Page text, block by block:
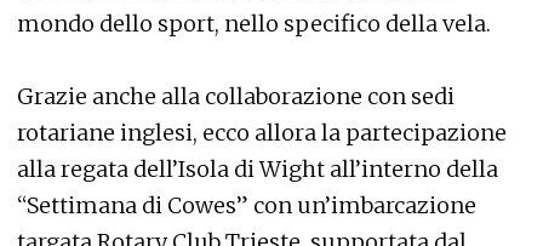
mondo dello sport, nello specifico della vela.
Grazie anche alla collaborazione con sedi
rotariane inglesi, ecco allora la partecipazione
alla regata dell’Isola di Wight all’interno della
“Settimana di Cowes” con un’imbarcazione